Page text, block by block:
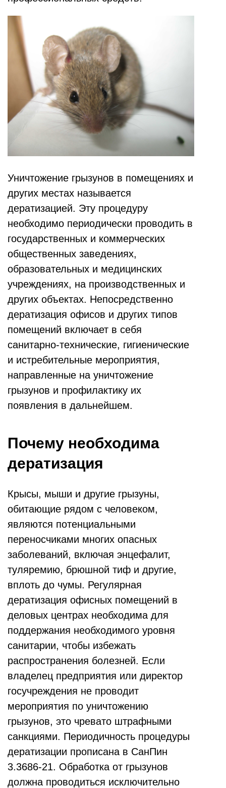
Уничтожение грызунов в помещениях и
других местах называется
дератизацией. Эту процедуру
необходимо периодически проводить в
государственных и коммерческих
общественных заведениях,
образовательных и медицинских
учреждениях, на производственных и
других объектах. Непосредственно
дератизация офисов и других типов
помещений включает в себя
санитарно-технические, гигиенические
и истребительные мероприятия,
направленные на уничтожение
грызунов и профилактику их
появления в дальнейшем.
Почему необходима
дератизация
Крысы, мыши и другие грызуны,
обитающие рядом с человеком,
являются потенциальными
переносчиками многих опасных
заболеваний, включая энцефалит,
туляремию, брюшной тиф и другие,
вплоть до чумы. Регулярная
дератизация офисных помещений в
деловых центрах необходима для
поддержания необходимого уровня
санитарии, чтобы избежать
распространения болезней. Если
владелец предприятия или директор
госучреждения не проводит
мероприятия по уничтожению
грызунов, это чревато штрафными
санкциями. Периодичность процедуры
дератизации прописана в СанПин
3.3686-21. Обработка от грызунов
должна проводиться исключительно